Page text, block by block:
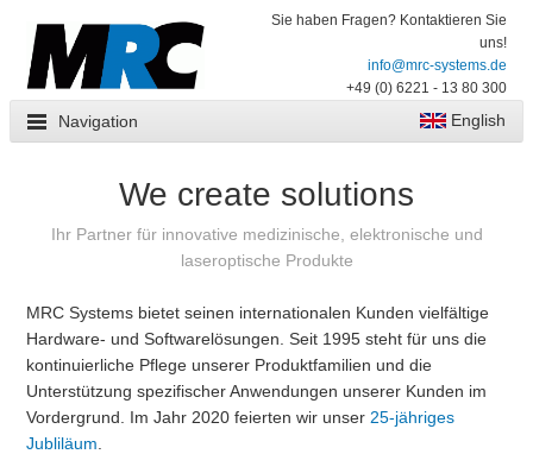
Sie haben Fragen? Kontaktieren Sie
uns!
info@mrc-systems.de
+49 (0) 6221 - 13 80 300
Navigation English
We create solutions
Ihr Partner für innovative medizinische, elektronische und
laseroptische Produkte
MRC Systems bietet seinen internationalen Kunden vielfältige
Hardware- und Softwarelösungen. Seit 1995 steht für uns die
kontinuierliche Pflege unserer Produktfamilien und die
Unterstützung spezifischer Anwendungen unserer Kunden im
Vordergrund. Im Jahr 2020 feierten wir unser 25-jähriges
Jubliläum